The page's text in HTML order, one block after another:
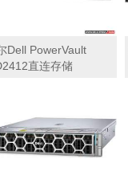
Dell PowerVault
直连存储